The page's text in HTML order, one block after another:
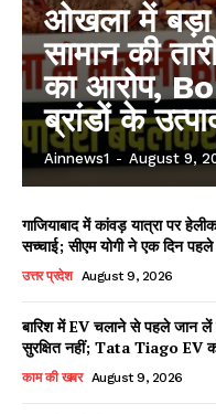
ओखला में बड़ा
सामान की
का आरोप,
ब्रांडों के
Ainnews1 - August 9,
गाजियाबाद में कांवड़ यात्रा पर
सच्चाई; सीएम योगी ने एक दिन पहले
उत्तर प्रदेश August 9, 2026
बारिश में EV चलाने से पहले जान लें
सुरक्षित नहीं; Tata Tiago EV
काम की खबर August 9, 2026